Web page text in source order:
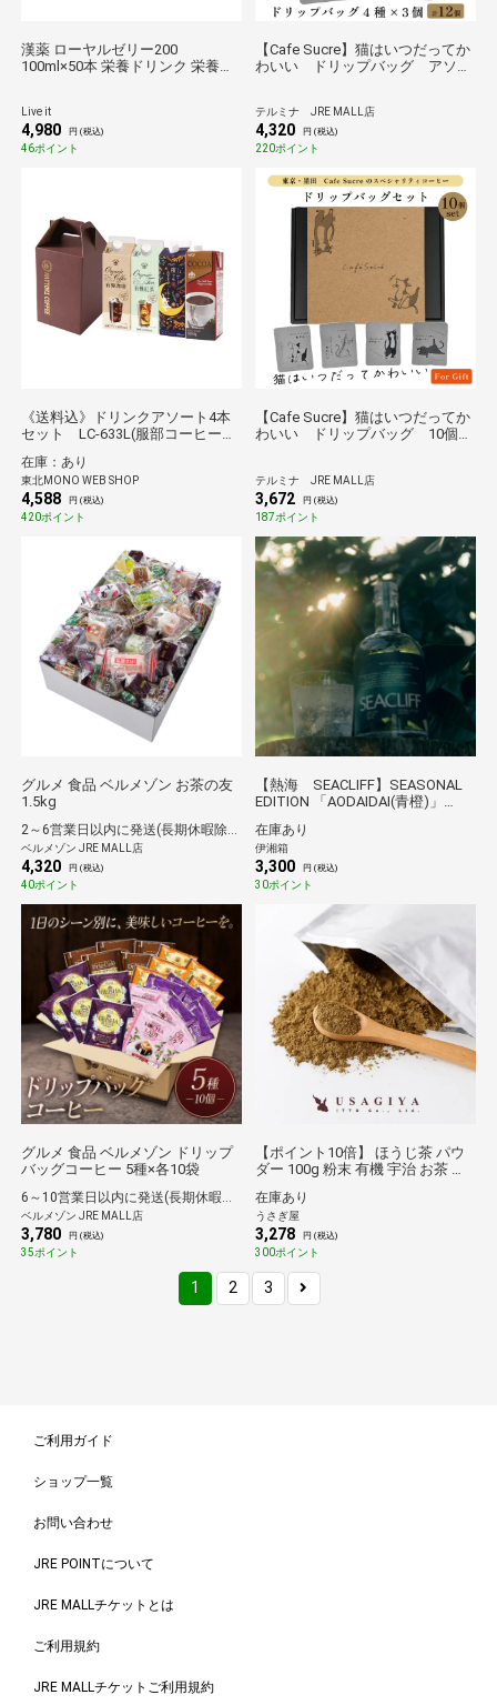
漢薬 ローヤルゼリー200
100ml×50本 栄養ドリンク 栄養補
Live it
4,980 円 (税込)
46ポイント
【Cafe Sucre】猫はいつだってか
わいい ドリップバッグ アソー
テルミナ JRE MALL店
4,320 円 (税込)
220ポイント
《送料込》ドリンクアソート4本
セット LC-633L(服部コーヒーフ
在庫：あり
東北MONO WEB SHOP
4,588 円 (税込)
420ポイント
【Cafe Sucre】猫はいつだってか
わいい ドリップバッグ 10個入
テルミナ JRE MALL店
3,672 円 (税込)
187ポイント
グルメ 食品 ベルメゾン お茶の友
1.5kg
2～6営業日以内に発送(長期休暇除く)
ベルメゾン JRE MALL店
4,320 円 (税込)
40ポイント
【熱海 SEACLIFF】SEASONAL
EDITION 「AODAIDAI(青橙)」
在庫あり
伊湘箱
3,300 円 (税込)
30ポイント
グルメ 食品 ベルメゾン ドリップ
バッグコーヒー 5種×各10袋
6～10営業日以内に発送(長期休暇除く)
ベルメゾン JRE MALL店
3,780 円 (税込)
35ポイント
【ポイント10倍】 ほうじ茶 パウ
ダー 100g 粉末 有機 宇治 お茶 焙
都 宇治茶 緑茶 石臼挽き 焙じ茶ラ
テ JAS HOAS15B-005
在庫あり
うさぎ屋
3,278 円 (税込)
300ポイント
1 2 3
ご利用ガイド
ショップ一覧
お問い合わせ
JRE POINTについて
JRE MALLチケットとは
ご利用規約
JRE MALLチケットご利用規約